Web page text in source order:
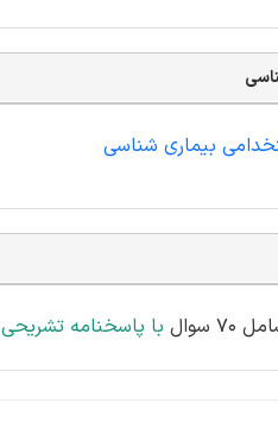
بیماری شناسی
با پاسخنامه تشریحی